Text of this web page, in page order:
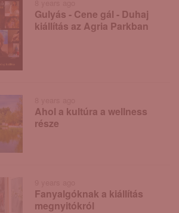
Gulyás - Cene gál - Duhaj
kiállítás az Agria Parkban
Ahol a kultúra a wellness
része
Fanyalgóknak a kiállítás
megnyitókról